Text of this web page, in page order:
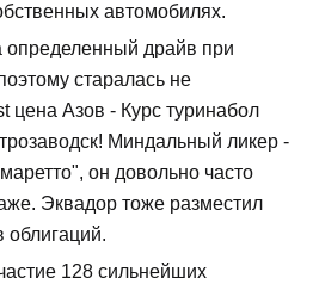
автомобилях.
определенный драйв при
старалась не
цена Азов - Курс туринабол
Миндальный ликер -
он довольно часто
Эквадор тоже разместил
облигаций.
128 сильнейших